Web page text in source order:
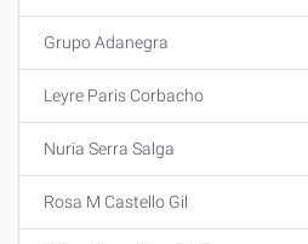
Grupo Adanegra
Leyre Paris Corbacho
Nuria Serra Salga
Rosa M Castello Gil